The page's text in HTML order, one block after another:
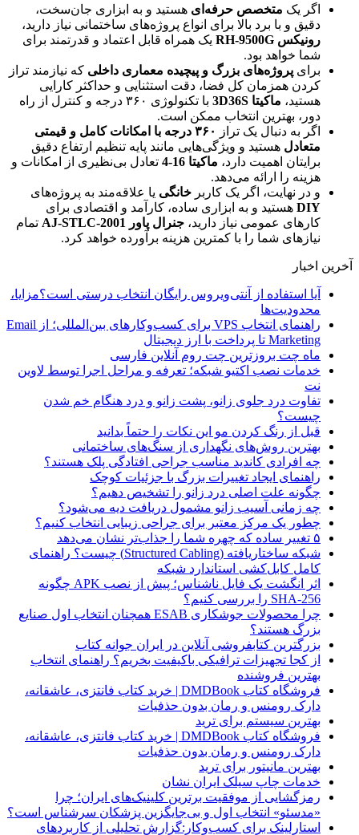
اگر یک متخصص حرفه‌ای هستید و به ابزاری جان‌سخت،
دقیق و با برد بالا برای انواع پروژه‌های ساختمانی نیاز دارید،
رونیکس RH-9500G
یک همراه قابل اعتماد و قدرتمند برای
شما خواهد بود.
برای پروژه‌های بزرگ و پیچیده معماری داخلی که نیازمند تراز
کردن همزمان کل فضا، دقت استثنایی و حداکثر کارایی
هستید، ماکیتا 3D36S
با تکنولوژی ۳۶۰ درجه و کنترل از راه
دور، بهترین انتخاب ممکن است.
اگر به دنبال یک تراز
۳۶۰ درجه با امکانات کامل و قیمتی
متعادل هستید و ویژگی‌هایی مانند پایه تنظیم ارتفاع دقیق
برایتان اهمیت دارد، ماکیتا 16-4
تعادل بی‌نظیری از امکانات و
هزینه را ارائه می‌دهد.
و در نهایت، اگر یک کاربر خانگی یا علاقه‌مند به پروژه‌های
DIY هستید و به ابزاری ساده، کارآمد و اقتصادی برای
کارهای عمومی نیاز دارید، جنرال پاور AJ-STLC-2001
تمام
نیازهای شما را با کمترین هزینه برآورده خواهد کرد.
آخرین اخبار
آیا استفاده از آنتی‌ویروس رایگان انتخاب درستی است؟مزایا،
محدودیت‌ها
راهنمای انتخاب VPS برای کسب‌وکارهای بین‌المللی؛ از Email
Marketing تا پرداخت با ارز دیجیتال
ماه چت بروزترین چت روم آنلاین فارسی
خدمات نصب اکتیو شبکه؛ تعرفه و مراحل اجرا توسط لاوین
نت
تفاوت درد جلوی زانو، پشت زانو و درد هنگام خم شدن
چیست؟
قبل از رنگ کردن مو این نکات را حتماً بدانید
بهترین روش‌های نگهداری از سنگ‌های ساختمانی
چه افرادی کاندید مناسب جراحی افتادگی پلک هستند؟
راهنمای ایجاد تغییرات بزرگ با جزئیات کوچک
چگونه علت اصلی درد زانو را تشخیص دهیم؟
چه زمانی آسیب زانو مشمول دریافت دیه می‌شود؟
چطور یک مرکز معتبر برای جراحی زیبایی انتخاب کنیم؟
۵ تغییر ساده که چهره شما را جذاب‌تر نشان می‌دهد
شبکه ساختاریافته (Structured Cabling) چیست؟ راهنمای
کامل کابل‌کشی استاندارد شبکه
اثر انگشت یک فایل ناشناس؛ پیش از نصب APK چگونه
SHA-256 را بررسی کنیم؟
چرا محصولات جوشکاری ESAB همچنان انتخاب اول صنایع
بزرگ هستند؟
بزرگترین کتابفروشی آنلاین در ایران جوانه کتاب
از کجا تجهیزات ترافیکی باکیفیت بخریم؟ راهنمای انتخاب
بهترین فروشنده
فروشگاه کتاب DMDBook | خرید کتاب فانتزی، عاشقانه،
دارک رومنس و رمان بدون حذفیات
بهترین سیستم برای ترید
فروشگاه کتاب DMDBook | خرید کتاب فانتزی، عاشقانه،
دارک رومنس و رمان بدون حذفیات
بهترین مانیتور برای ترید
خدمات چاپ سیلک ایران نشان
رمزگشایی از موفقیت برترین کلینیک‌های ایران؛ چرا
«مدسئو» انتخاب اول و بی‌جایگزین پزشکان سرشناس است؟
استارلینک برای کسب‌وکار:گزارش تحلیلی از کاربردهای